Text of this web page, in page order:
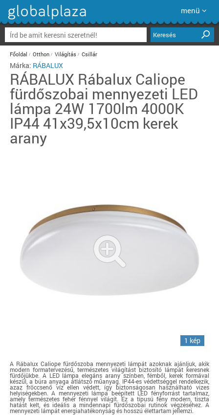
menü
Keresés
Főoldal Otthon Világítás Csillár
Márka: RÁBALUX
RÁBALUX Rábalux Caliope
fürdőszobai mennyezeti LED
lámpa 24W 1700lm 4000K
IP44 41x39,5x10cm kerek
arany
1 kép
A Rábalux Caliope fürdőszoba mennyezeti lámpát azoknak ajánljuk, akik
modern formatervezésű, természetes világítást biztosító lámpát keresnek
fürdőjükbe. A LED lámpa elegáns arany színben, fémből, kerek formával
készül, a búra anyaga átlátszó műanyag. IP44-es védettséggel rendelkezik,
azaz fröccsenő víz ellen védett, így biztonságosan használható vizes
helyiségekben. A mennyezeti lámpa beépített LED fényforrást tartalmaz,
amely természetes fehér fénnyel világít. Ez a típusú fény modern, tiszta
hatást kelt, és ideális a mindennapi fürdőszobai rutinok végzéséhez. A
mennyezeti lámpát energiahatékonyság és hosszú élettartam jellemzi.